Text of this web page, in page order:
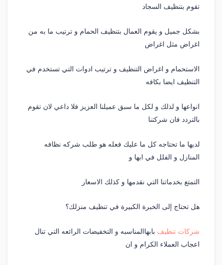
تقوم بتنظيف السجاد
بشكل جميل و يقوم العمال بتنظيف الحمام و ترتيب ما به من
اغراض مثل اغراض
الاستحمام و اغراض التنظيف و ترتيب ادوات التي تستخدم في
التنظيف ايضا بكافه
انواعها و لذلك و لكل ما سبق عميلنا العزيز فلا داعي لان تقوم
بالتردد فان شركتنا
لديها ما تحتاجه كل ما عليك فعله هو طلب شركه نظافه
المنازل و الفلل في ابها و
التمتع بخدماتنا التي نقدمها و كذلك الاسعار
هل تحتاج إلى الخبرة الكبيرة في تنظيف منزلك؟
شركات تنظيف بابهاالمناسبه و التخفيضات الرائعه التي تنال
اعجاب العملاء الكرام و ان